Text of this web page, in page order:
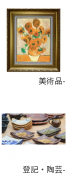
美術品-
登記・陶芸-